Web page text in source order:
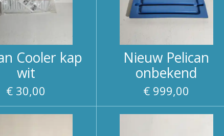
Cooler kap
wit
€ 30,00
Nieuw Pelican
onbekend
€ 999,00